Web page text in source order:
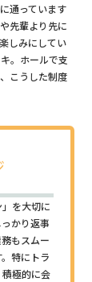
通っています
先輩より先に
しみにしてい
。ホールで支
こうした制度
を大切に
かり返事
もスムー
特にトラ
極的に会